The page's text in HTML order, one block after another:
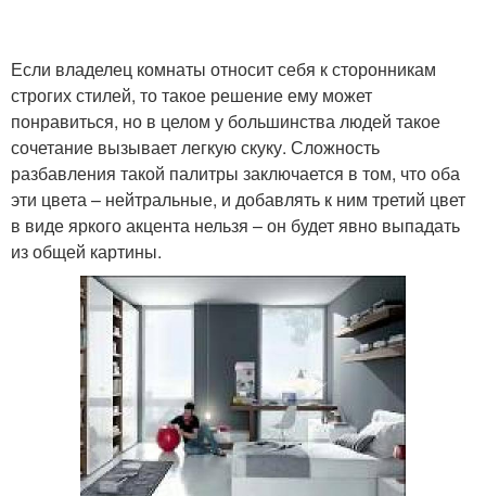
Если владелец комнаты относит себя к сторонникам
строгих стилей, то такое решение ему может
понравиться, но в целом у большинства людей такое
сочетание вызывает легкую скуку. Сложность
разбавления такой палитры заключается в том, что оба
эти цвета – нейтральные, и добавлять к ним третий цвет
в виде яркого акцента нельзя – он будет явно выпадать
из общей картины.